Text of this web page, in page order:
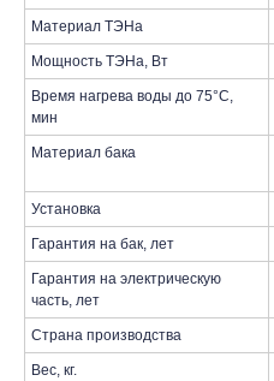
Материал ТЭНа
Мощность ТЭНа, Вт
Время нагрева воды до 75°С,
мин
Материал бака
Установка
Гарантия на бак, лет
Гарантия на электрическую
часть, лет
Страна производства
Вес, кг.